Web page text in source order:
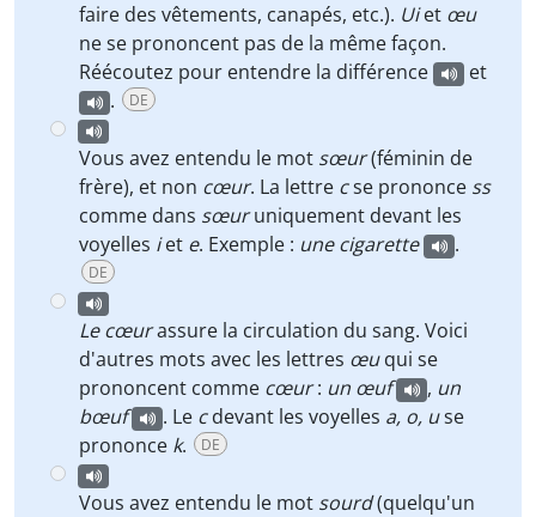
faire des vêtements, canapés, etc.). Uiet œu
ne se prononcent pas de la même façon.
Réécoutez pour entendre la différence
et
.
DE
Vous avez entendu le mot sœur(féminin de
frère), et non cœur. La lettre cse prononce ss
comme dans sœuruniquement devant les
voyelles iet e. Exemple : une cigarette .
DE
Le cœurassure la circulation du sang. Voici
d'autres mots avec les lettres œuqui se
prononcent comme cœur: un œuf , un
bœuf
. Le cdevant les voyelles a, o, use
prononce k. DE
Vous avez entendu le mot sourd(quelqu'un